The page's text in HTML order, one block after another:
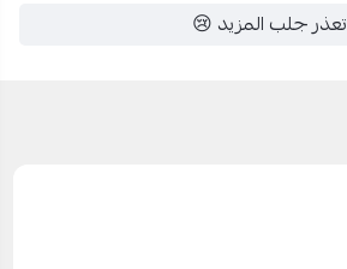
تعذر جلب المزيد 😢